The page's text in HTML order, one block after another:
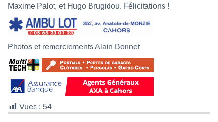
Maxime Palot, et Hugo Brugidou. Félicitations !
Photos et remerciements Alain Bonnet
Vues : 54